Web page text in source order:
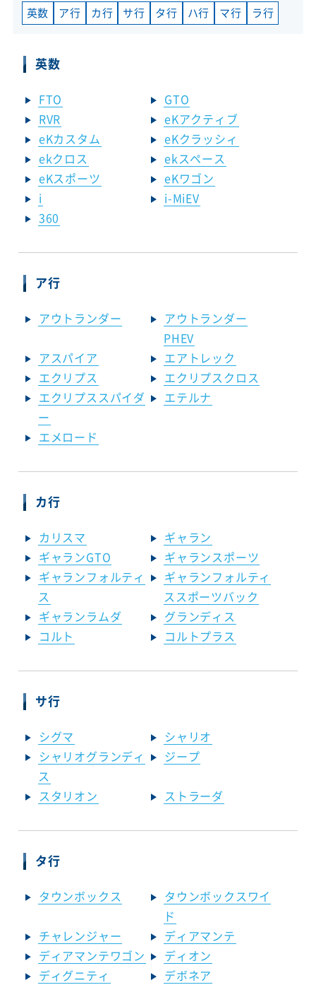
英数 ア行 カ行 サ行 タ行 ハ行 マ行 ラ行
英数
FTO
GTO
RVR
eKアクティブ
eKカスタム
eKクラッシィ
ekクロス
ekスペース
eKスポーツ
eKワゴン
i
i-MiEV
360
ア行
アウトランダー
アウトランダー
PHEV
アスパイア
エアトレック
エクリプス
エクリプスクロス
エクリプススパイダ
ー
エテルナ
エメロード
カ行
カリスマ
ギャラン
ギャランGTO
ギャランスポーツ
ギャランフォルティ
ス
ギャランフォルティ
ススポーツバック
ギャランラムダ
グランディス
コルト
コルトプラス
サ行
シグマ
シャリオ
シャリオグランディ
ス
ジープ
スタリオン ストラーダ
タ行
タウンボックス
タウンボックスワイ
ド
チャレンジャー
ディアマンテ
ディアマンテワゴン
ディオン
ディグニティ
デボネア